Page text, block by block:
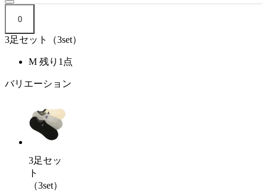
0
3足セット（3set）
M 残り1点
バリエーション
3足セッ
ト
（3set）